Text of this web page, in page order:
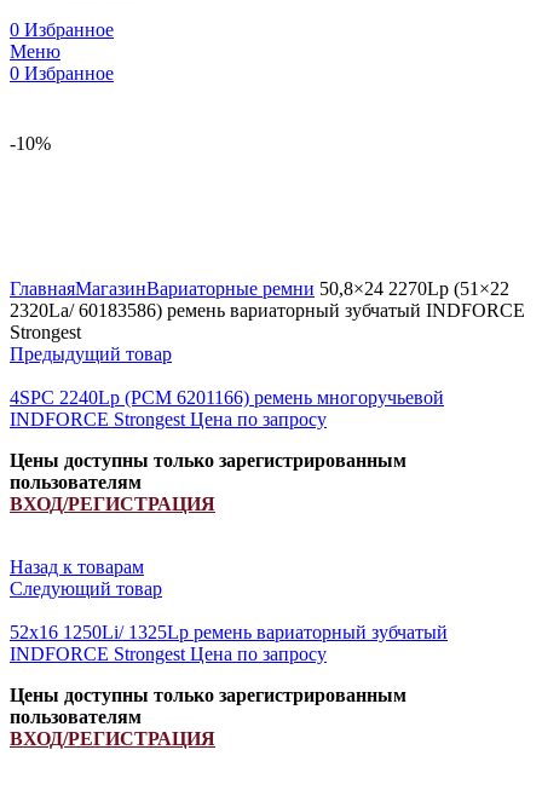
0 Избранное
Меню
0 Избранное
-10%
ГлавнаяМагазинВариаторные ремни 50,8×24 2270Lp (51×22
2320La/ 60183586) ремень вариаторный зубчатый INDFORCE
Strongest
Предыдущий товар
4SPC 2240Lp (РСМ 6201166) ремень многоручьевой
INDFORCE Strongest Цена по запросу
Цены доступны только зарегистрированным
пользователям
ВХОД/РЕГИСТРАЦИЯ
Назад к товарам
Следующий товар
52x16 1250Li/ 1325Lp ремень вариаторный зубчатый
INDFORCE Strongest Цена по запросу
Цены доступны только зарегистрированным
пользователям
ВХОД/РЕГИСТРАЦИЯ